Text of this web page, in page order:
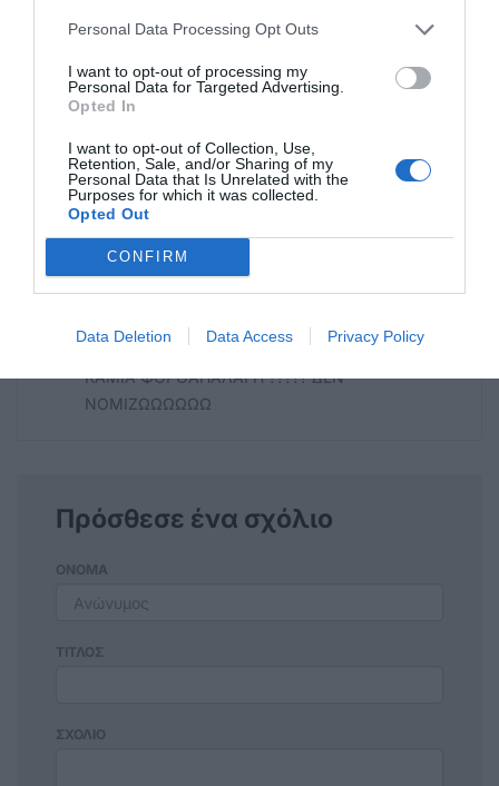
Personal Data Processing Opt Outs
I want to opt-out of processing my
Personal Data for Targeted Advertising.
Opted In
I want to opt-out of Collection, Use,
Retention, Sale, and/or Sharing of my
Personal Data that Is Unrelated with the
Purposes for which it was collected.
Opted Out
CONFIRM
Data Deletion Data Access Privacy Policy
Ανώνυμος
03/09 - 15:25
.
ΟΧΙ ΑΠΛΑ ΝΑ ΠΕΘΑΝΕΙ.... ..ΝΑ
ΕΞΑΦΑΝΙΣΤΕΙ ΑΠΟ ΤΟΝ ΧΑΡΤΗ..........
ΕΙΝΑΙ Η ΛΑΜΠΡΗ ΠΟΛΙΤΙΚΗ ΠΟΥ ΑΣΚΟΥΝ
ΤΑ ΤΖΙΜΑΝΙΑ ΠΟΥ ΜΑΣ ΣΤΕΛΝΕΤΕ ΑΠΟ
ΤΟ ΧΑΡΒΑΡΤ!!!!ΝΟΜΙΖΩ ΟΜΩΣ ΟΤΙ ΑΥΤΟΣ
ΗΤΑΝ ΚΑΙ Ο ΣΤΟΧΟΣ......ΝΑ ΠΕΘΑΝΕΙ Η
ΕΛΛΑΔΑ !!!ΥΓ: ΛΕΤΕ ΝΑ ΔΟΥΜΕ ΚΑΝΑ
ΜΕΤΡΟ ΥΠΕΡ ΤΟΥ ΝΑ ΧΕΙς ΠΑΙΔΙΑ ???? Η
ΚΑΜΙΑ ΦΟΡΟΑΠΑΛΑΓΗ ????? ΔΕΝ
ΝΟΜΙΖΩΩΩΩΩΩ
Πρόσθεσε ένα σχόλιο
ΟΝΟΜΑ
ΤΙΤΛΟΣ
ΣΧΟΛΙΟ